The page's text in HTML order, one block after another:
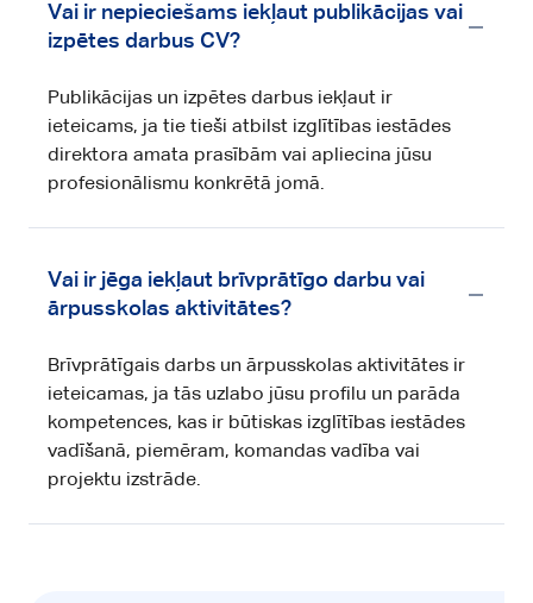
Vai ir nepieciešams iekļaut publikācijas vai
izpētes darbus CV?
Publikācijas un izpētes darbus iekļaut ir
ieteicams, ja tie tieši atbilst izglītības iestādes
direktora amata prasībām vai apliecina jūsu
profesionālismu konkrētā jomā.
Vai ir jēga iekļaut brīvprātīgo darbu vai
ārpusskolas aktivitātes?
Brīvprātīgais darbs un ārpusskolas aktivitātes ir
ieteicamas, ja tās uzlabo jūsu profilu un parāda
kompetences, kas ir būtiskas izglītības iestādes
vadīšanā, piemēram, komandas vadība vai
projektu izstrāde.